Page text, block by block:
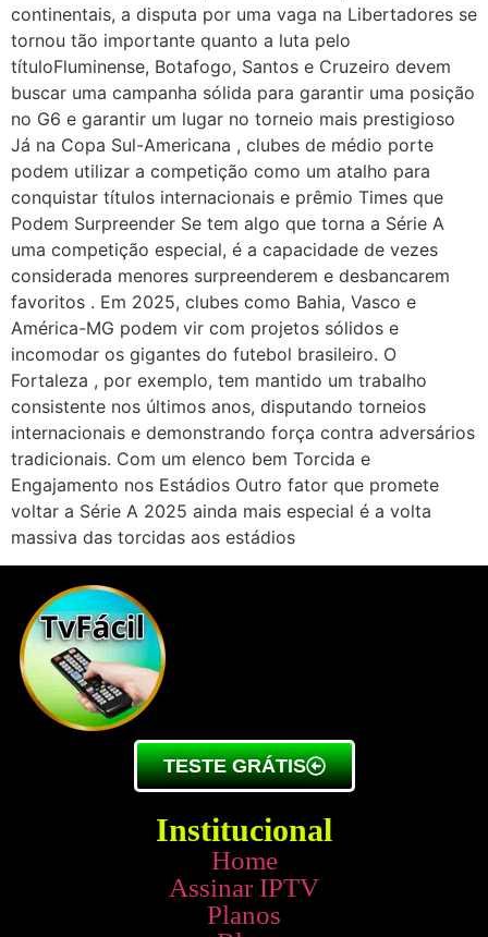
continentais, a disputa por uma vaga na Libertadores se
tornou tão importante quanto a luta pelo
títuloFluminense, Botafogo, Santos e Cruzeiro devem
buscar uma campanha sólida para garantir uma posição
no G6 e garantir um lugar no torneio mais prestigioso
Já na Copa Sul-Americana , clubes de médio porte
podem utilizar a competição como um atalho para
conquistar títulos internacionais e prêmio Times que
Podem Surpreender Se tem algo que torna a Série A
uma competição especial, é a capacidade de vezes
considerada menores surpreenderem e desbancarem
favoritos . Em 2025, clubes como Bahia, Vasco e
América-MG podem vir com projetos sólidos e
incomodar os gigantes do futebol brasileiro. O
Fortaleza , por exemplo, tem mantido um trabalho
consistente nos últimos anos, disputando torneios
internacionais e demonstrando força contra adversários
tradicionais. Com um elenco bem Torcida e
Engajamento nos Estádios Outro fator que promete
voltar a Série A 2025 ainda mais especial é a volta
massiva das torcidas aos estádios
TESTE GRÁTIS
Institucional
Home
Assinar IPTV
Planos